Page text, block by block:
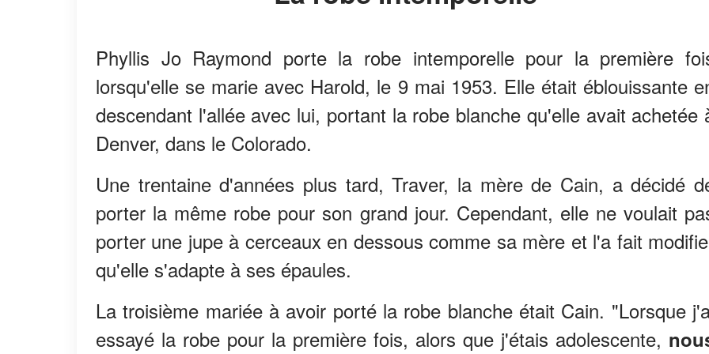
Phyllis Jo Raymond porte la robe intemporelle pour la première
lorsqu'elle se marie avec Harold, le 9 mai 1953. Elle était éblouissante
descendant l'allée avec lui, portant la robe blanche qu'elle avait achetée
Denver, dans le Colorado.
Une trentaine d'années plus tard, Traver, la mère de Cain, a décidé
porter la même robe pour son grand jour. Cependant, elle ne voulait
porter une jupe à cerceaux en dessous comme sa mère et l'a fait
qu'elle s'adapte à ses épaules.
La troisième mariée à avoir porté la robe blanche était Cain. "Lorsque
essayé la robe pour la première fois, alors que j'étais adolescente,